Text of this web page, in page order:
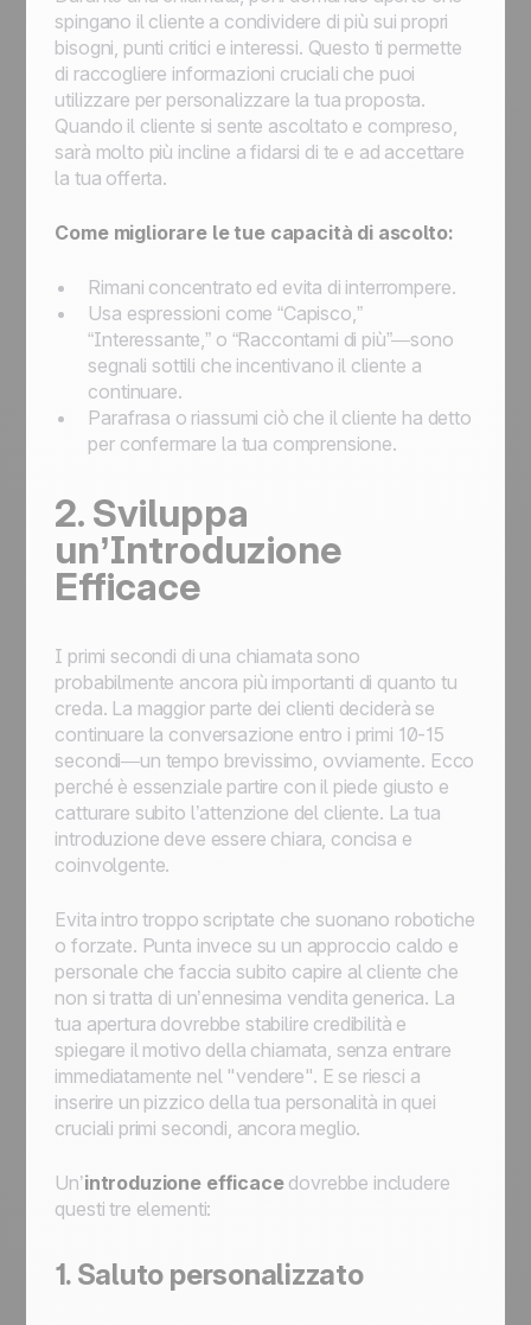
spingano il cliente a condividere di più sui propri
bisogni, punti critici e interessi. Questo ti permette
di raccogliere informazioni cruciali che puoi
utilizzare per personalizzare la tua proposta.
Quando il cliente si sente ascoltato e compreso,
sarà molto più incline a fidarsi di te e ad accettare
la tua offerta.
Come migliorare le tue capacità di ascolto:
Rimani concentrato ed evita di interrompere.
Usa espressioni come “Capisco,”
“Interessante,” o “Raccontami di più”—sono
segnali sottili che incentivano il cliente a
continuare.
Parafrasa o riassumi ciò che il cliente ha detto
per confermare la tua comprensione.
2. Sviluppa
un’Introduzione
Efficace
I primi secondi di una chiamata sono
probabilmente ancora più importanti di quanto tu
creda. La maggior parte dei clienti deciderà se
continuare la conversazione entro i primi 10-15
secondi—un tempo brevissimo, ovviamente. Ecco
perché è essenziale partire con il piede giusto e
catturare subito l’attenzione del cliente. La tua
introduzione deve essere chiara, concisa e
coinvolgente.
Evita intro troppo scriptate che suonano robotiche
o forzate. Punta invece su un approccio caldo e
personale che faccia subito capire al cliente che
non si tratta di un’ennesima vendita generica. La
tua apertura dovrebbe stabilire credibilità e
spiegare il motivo della chiamata, senza entrare
immediatamente nel "vendere". E se riesci a
inserire un pizzico della tua personalità in quei
cruciali primi secondi, ancora meglio.
Un’introduzione efficacedovrebbe includere
questi tre elementi:
1. Saluto personalizzato